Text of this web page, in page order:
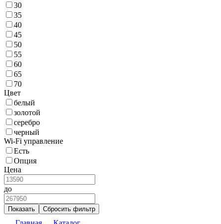
30
35
40
45
50
55
60
65
70
Цвет
белый
золотой
серебро
черный
Wi-Fi управление
Есть
Опция
Цена
до
Показать Сбросить фильтр